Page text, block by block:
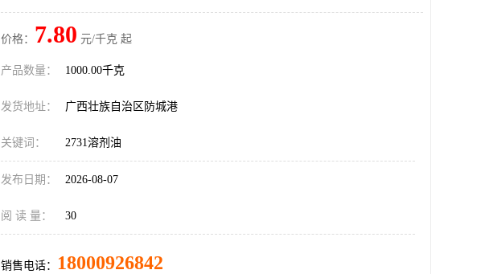
价格： 7.80 元/千克 起
产品数量： 1000.00千克
发货地址： 广西壮族自治区防城港
关键词： 2731溶剂油
发布日期： 2026-08-07
阅 读 量： 30
销售电话： 18000926842